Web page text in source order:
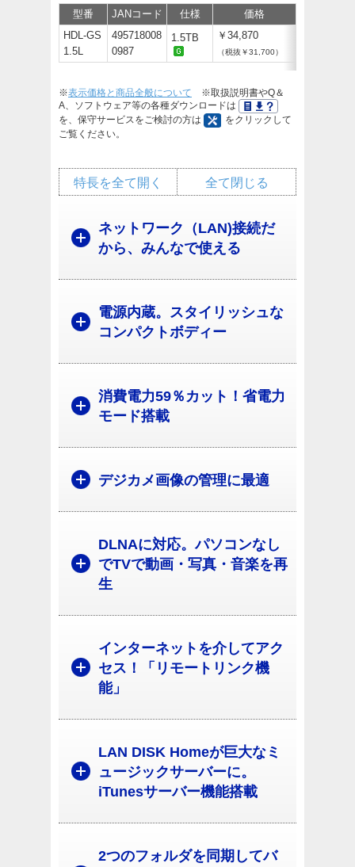
型番 JANコード 仕様 価格
HDL-GS
1.5L
495718008
0987
1.5TB ￥34,870
（税抜￥31,700）
※表示価格と商品全般について ※取扱説明書やQ＆
A、ソフトウェア等の各種ダウンロードは
を、保守サービスをご検討の方は
をクリックして
ご覧ください。
全て閉じる
特長を全て開く
ネットワーク（LAN)接続だ
から、みんなで使える
電源内蔵。スタイリッシュな
コンパクトボディー
消費電力59％カット！省電力
モード搭載
デジカメ画像の管理に最適
DLNAに対応。パソコンなし
でTVで動画・写真・音楽を再
生
インターネットを介してアク
セス！「リモートリンク機
能」
LAN DISK Homeが巨大なミ
ュージックサーバーに。
iTunesサーバー機能搭載
2つのフォルダを同期してバ